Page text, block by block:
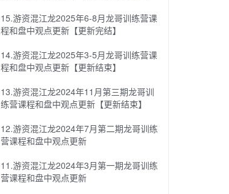
15.游资混江龙2025年6-8月龙哥训练营课
程和盘中观点更新【更新完结】
14.游资混江龙2025年3-5月龙哥训练营课
程和盘中观点更新【更新结束】
13.游资混江龙2024年11月第三期龙哥训
练营课程和盘中观点更新【更新结束】
12.游资混江龙2024年7月第二期龙哥训练
营课程和盘中观点更新
11.游资混江龙2024年3月第一期龙哥训练
营课程和盘中观点更新